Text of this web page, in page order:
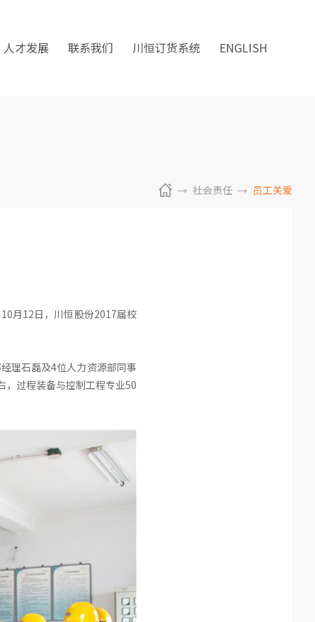
人才发展 联系我们 川恒订货系统 ENGLISH
社会责任 员工关爱
月12日，川恒股份2017届校
理石磊及4位人力资源部同事
，过程装备与控制工程专业50